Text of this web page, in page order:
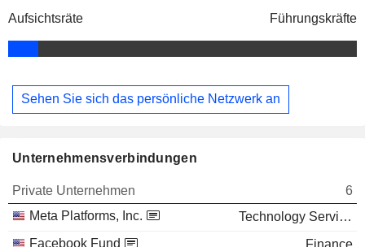
Aufsichtsräte Führungskräfte
Sehen Sie sich das persönliche Netzwerk an
Unternehmensverbindungen
Private Unternehmen
6
Meta Platforms, Inc.
Technology Services
Facebook Fund
Finance